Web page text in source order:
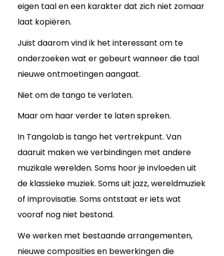
eigen taal en een karakter dat zich niet zomaar
laat kopiëren.
Juist daarom vind ik het interessant om te
onderzoeken wat er gebeurt wanneer die taal
nieuwe ontmoetingen aangaat.
Niet om de tango te verlaten.
Maar om haar verder te laten spreken.
In Tangolab is tango het vertrekpunt. Van
daaruit maken we verbindingen met andere
muzikale werelden. Soms hoor je invloeden uit
de klassieke muziek. Soms uit jazz, wereldmuziek
of improvisatie. Soms ontstaat er iets wat
vooraf nog niet bestond.
We werken met bestaande arrangementen,
nieuwe composities en bewerkingen die